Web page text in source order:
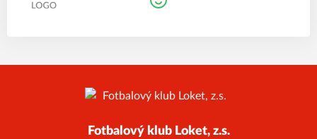
Fotbalový klub Loket, z.s.